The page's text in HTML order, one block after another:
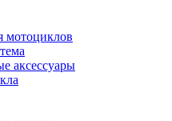
мотоциклов
аксессуары